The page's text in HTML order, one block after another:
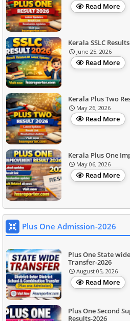
Read More
Kerala SSLC
June 25, 2026
Read More
Kerala Plus Two
May 26, 2026
Read More
Kerala Plus One
May 06, 2026
Read More
Plus One Admission-2026
Plus One State
Transfer-2026
August 05, 2026
Read More
Plus One Second
Results-2026